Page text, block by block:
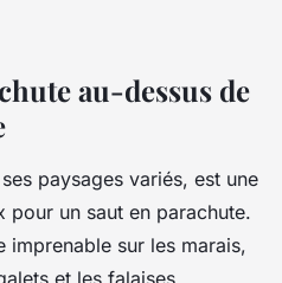
au-dessus de
paysages variés, est une
pour un saut en parachute.
sur les marais,